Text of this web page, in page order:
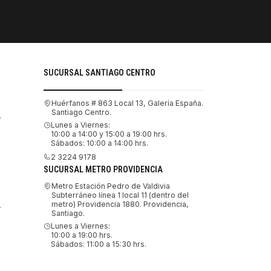
SUCURSAL SANTIAGO CENTRO
Huérfanos # 863 Local 13, Galería España.
Santiago Centro.
Lunes a Viernes:
10:00 a 14:00 y 15:00 a 19:00 hrs.
Sábados: 10:00 a 14:00 hrs.
2 3224 9178
SUCURSAL METRO PROVIDENCIA
Metro Estación Pedro de Valdivia
Subterráneo línea 1 local 11 (dentro del
metro) Providencia 1880. Providencia,
Santiago.
Lunes a Viernes:
10:00 a 19:00 hrs.
Sábados: 11:00 a 15:30 hrs.